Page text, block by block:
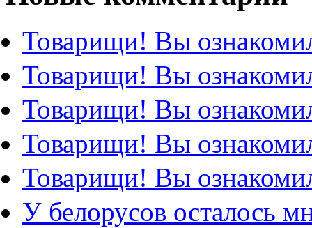
Товарищи! Вы
Товарищи! Вы
Товарищи! Вы
Товарищи! Вы
Товарищи! Вы
У белорусов осталось